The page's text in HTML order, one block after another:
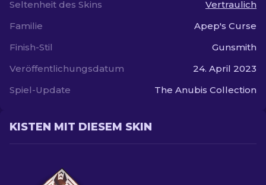
Seltenheit des Skins
Vertraulich
Familie
Apep's Curse
Finish-Stil
Gunsmith
Veröffentlichungsdatum
24. April 2023
Spiel-Update
The Anubis Collection
KISTEN MIT DIESEM SKIN